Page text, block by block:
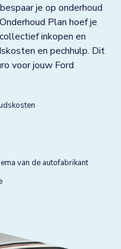
je op onderhoud
Plan hoef je
inkopen en
en pechhulp. Dit
voor jouw Ford
van de autofabrikant